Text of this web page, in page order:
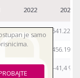
je samo
2022 2023
9.353.686 5.541.221
5.456.199
-41,4 %